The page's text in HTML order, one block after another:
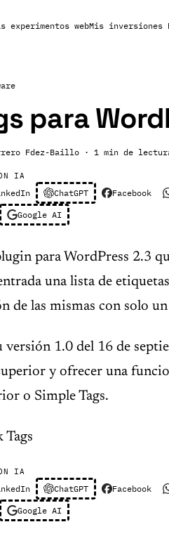
experimentos webMis inversiones
para
Fdez-Baillo · 1 min de
IA
ChatGPT Facebook
Google AI
para WordPress 2.3
una lista de
de las mismas con solo
versión 1.0 del 16 de
y ofrecer una
o Simple Tags.
IA
ChatGPT Facebook
Google AI